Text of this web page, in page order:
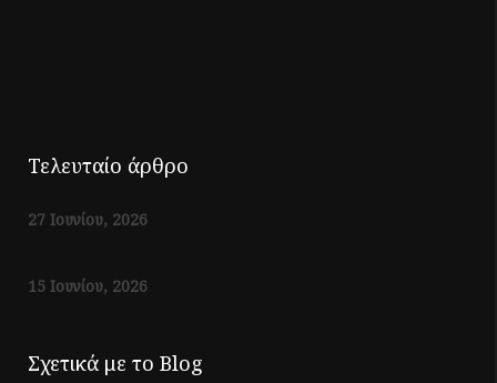
Τελευταίο άρθρο
27 Ιουνίου, 2026
15 Ιουνίου, 2026
Σχετικά με το Blog